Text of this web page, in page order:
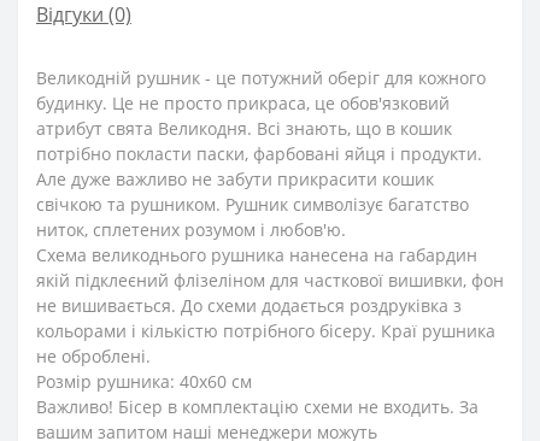
Відгуки (0)
Великодній рушник - це потужний оберіг для кожного
будинку. Це не просто прикраса, це обов'язковий
атрибут свята Великодня. Всі знають, що в кошик
потрібно покласти паски, фарбовані яйця і продукти.
Але дуже важливо не забути прикрасити кошик
свічкою та рушником. Рушник символізує багатство
ниток, сплетених розумом і любов'ю.
Схема великоднього рушника нанесена на габардин
якій підклеєний флізеліном для часткової вишивки, фон
не вишивається. До схеми додається роздруківка з
кольорами і кількістю потрібного бісеру. Краї рушника
не оброблені.
Розмір рушника: 40х60 см
Важливо! Бісер в комплектацію схеми не входить. За
вашим запитом наші менеджери можуть